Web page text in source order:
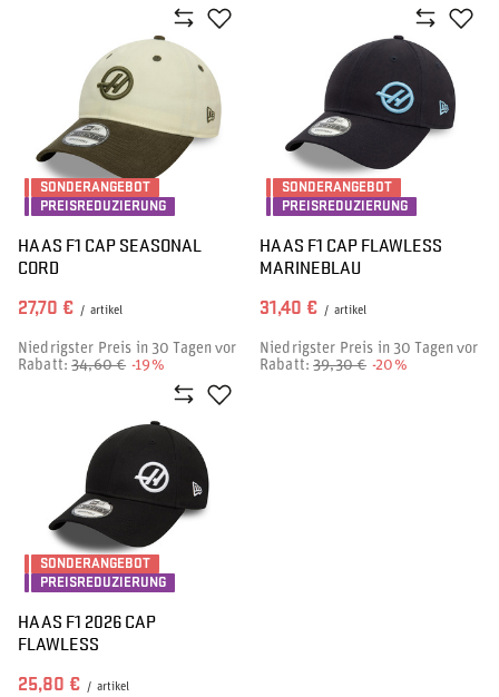
SONDERANGEBOT
PREISREDUZIERUNG
HAAS F1 CAP SEASONAL
CORD
27,70 € / artikel
Niedrigster Preis in 30 Tagen vor
Rabatt:34,60 € -19%
SONDERANGEBOT
PREISREDUZIERUNG
HAAS F1 CAP FLAWLESS
MARINEBLAU
31,40 € / artikel
Niedrigster Preis in 30 Tagen vor
Rabatt:39,30 € -20%
SONDERANGEBOT
PREISREDUZIERUNG
HAAS F1 2026 CAP
FLAWLESS
25,80 € / artikel